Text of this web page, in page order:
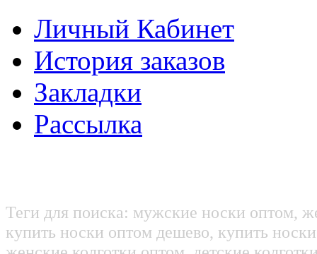
Личный Кабинет
История заказов
Закладки
Рассылка
Теги для поиска: мужские носки оптом,
купить носки оптом дешево, купить